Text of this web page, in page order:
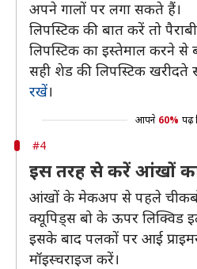
अपने गालों पर लगा सकते हैं।
लिपस्टिक की बात करें तो
लिपस्टिक का इस्तेमाल करने से
सही शेड की लिपस्टिक खरीदते
रखें।
आपने 60% पढ़
#4
इस तरह से करें आंखों
आंखों के मेकअप से पहले
क्यूपिड्स बो के ऊपर लिक्विड
इसके बाद पलकों पर आई
मॉइस्चराइज करें।